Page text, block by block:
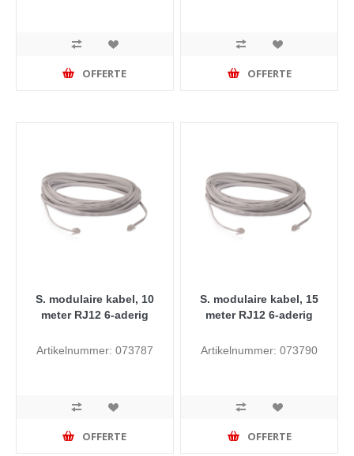
OFFERTE OFFERTE
S. modulaire kabel, 10
meter RJ12 6-aderig
Artikelnummer: 073787
OFFERTE
S. modulaire kabel, 15
meter RJ12 6-aderig
Artikelnummer: 073790
OFFERTE